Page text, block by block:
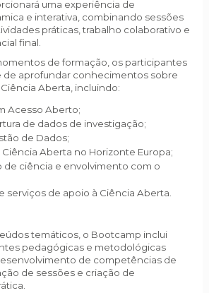
uma experiência de
e interativa, combinando sessões
práticas, trabalho colaborativo e
final.
de formação, os participantes
aprofundar conhecimentos sobre
Aberta, incluindo:
Acesso Aberto;
de dados de investigação;
de Dados;
Aberta no Horizonte Europa;
de ciência e envolvimento com o
serviços de apoio à Ciência Aberta.
temáticos, o Bootcamp inclui
pedagógicas e metodológicas
de competências de
de sessões e criação de